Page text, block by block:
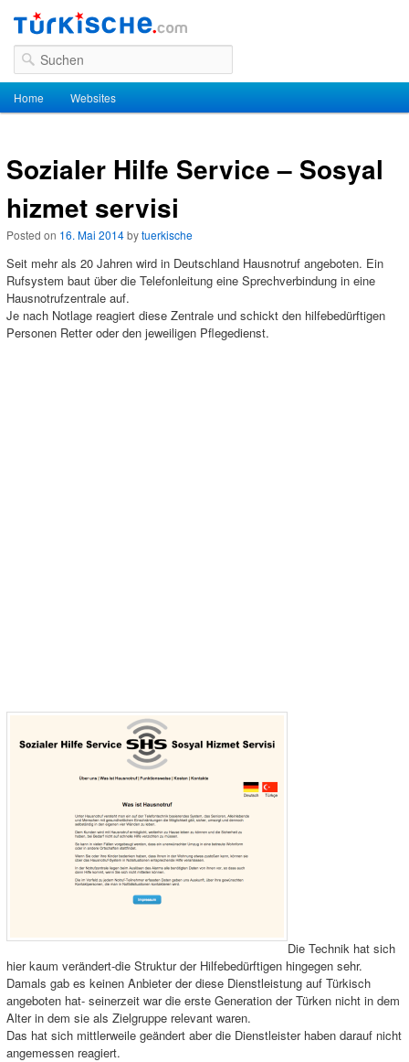
Suchen
Hauptmenü
Zum Inhalt wechseln
Zum sekundären Inhalt wechseln
Home Websites
Sozialer Hilfe Service – Sosyal
hizmet servisi
Posted on 16. Mai 2014 bytuerkische
Seit mehr als 20 Jahren wird in Deutschland Hausnotruf angeboten. Ein
Rufsystem baut über die Telefonleitung eine Sprechverbindung in eine
Hausnotrufzentrale auf.
Je nach Notlage reagiert diese Zentrale und schickt den hilfebedürftigen
Personen Retter oder den jeweiligen Pflegedienst.
Die Technik hat sich
hier kaum verändert-die Struktur der Hilfebedürftigen hingegen sehr.
Damals gab es keinen Anbieter der diese Dienstleistung auf Türkisch
angeboten hat- seinerzeit war die erste Generation der Türken nicht in dem
Alter in dem sie als Zielgruppe relevant waren.
Das hat sich mittlerweile geändert aber die Dienstleister haben darauf nicht
angemessen reagiert.